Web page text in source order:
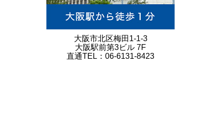
大阪市北区梅田1-1-3
大阪駅前第3ビル 7F
直通TEL：06-6131-8423